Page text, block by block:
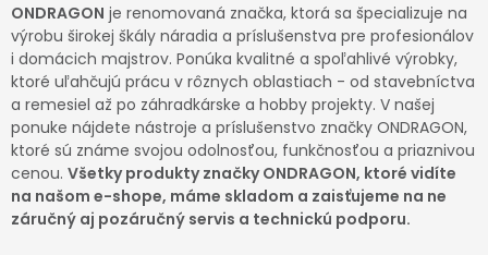
Záhrada
Príslušenstvo pre automobily
Vybavenie a hračky pre deti
Domácnosť
ONDRAGON je renomovaná značka, ktorá sa špecializuje na
výrobu širokej škály náradia a príslušenstva pre profesionálov
i domácich majstrov. Ponúka kvalitné a spoľahlivé výrobky,
ktoré uľahčujú prácu v rôznych oblastiach - od stavebníctva
a remesiel až po záhradkárske a hobby projekty. V našej
ponuke nájdete nástroje a príslušenstvo značky ONDRAGON,
ktoré sú známe svojou odolnosťou, funkčnosťou a priaznivou
cenou. Všetky produkty značky ONDRAGON, ktoré vidíte
na našom e-shope, máme skladom a zaisťujeme na ne
záručný aj pozáručný servis a technickú podporu.